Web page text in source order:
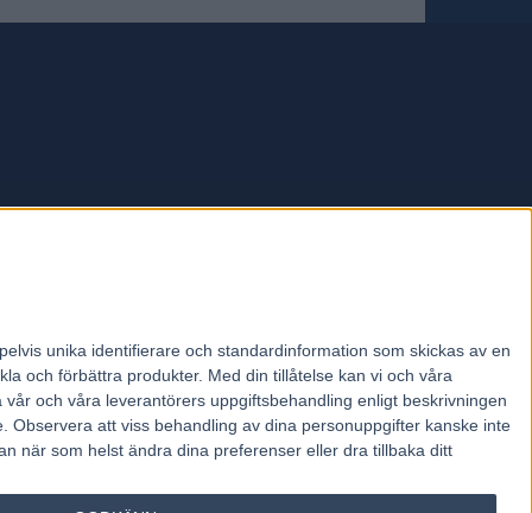
unika identifierare och standardinformation som skickas av en
och förbättra produkter. Med din tillåtelse kan vi och våra
och våra leverantörers uppgiftsbehandling enligt beskrivningen
Observera att viss behandling av dina personuppgifter kanske inte
när som helst ändra dina preferenser eller dra tillbaka ditt